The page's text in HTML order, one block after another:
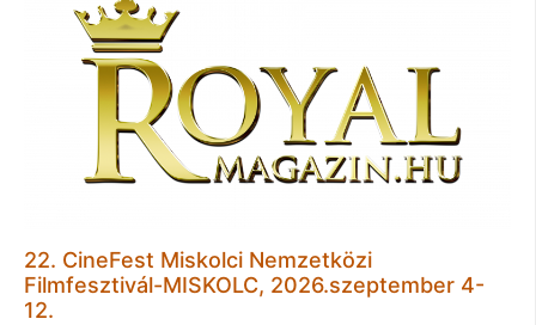
22. CineFest Miskolci Nemzetközi
Filmfesztivál-MISKOLC, 2026.szeptember 4-
12.